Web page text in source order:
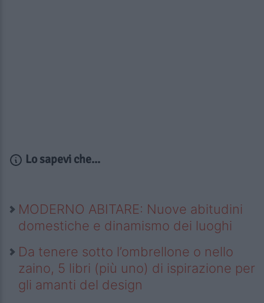
Lo sapevi che...
MODERNO ABITARE: Nuove abitudini
domestiche e dinamismo dei luoghi
Da tenere sotto l’ombrellone o nello
zaino, 5 libri (più uno) di ispirazione per
gli amanti del design